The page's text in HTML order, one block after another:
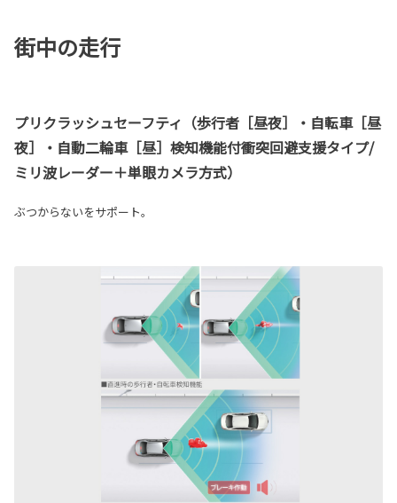
街中の走行
プリクラッシュセーフティ（歩行者［昼夜］・自転車［昼
夜］・自動二輪車［昼］検知機能付衝突回避支援タイプ/
ミリ波レーダー＋単眼カメラ方式）
ぶつからないをサポート。